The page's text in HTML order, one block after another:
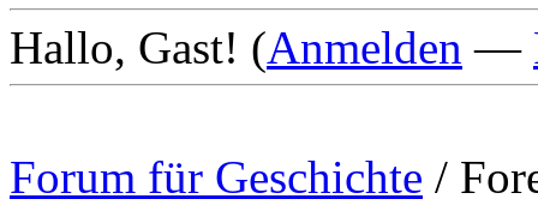
Hallo, Gast! (Anmelden —
Forum für Geschichte /